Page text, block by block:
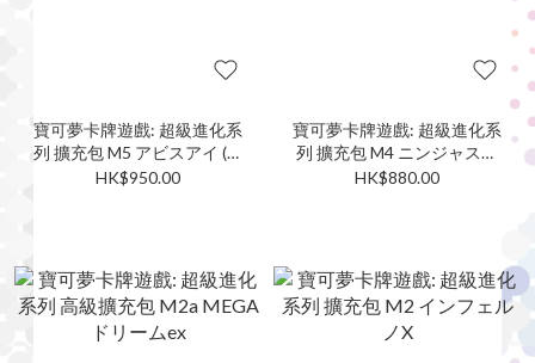
寶可夢卡牌遊戲: 超級進化系
列 擴充包 M5 アビスアイ (日
版)
HK$950.00
寶可夢卡牌遊戲: 超級進化系
列 擴充包 M4 ニンジャスピ
ナー (日版)
HK$880.00